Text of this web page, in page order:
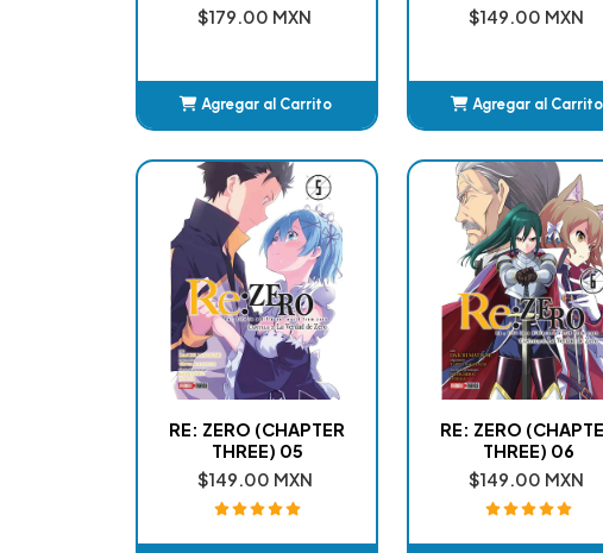
$179.00 MXN
Agregar al Carrito
$149.00 MXN
Agregar al Carrito
RE: ZERO (CHAPTER
THREE) 05
$149.00 MXN
RE: ZERO
THREE) 06
$149.00 MXN